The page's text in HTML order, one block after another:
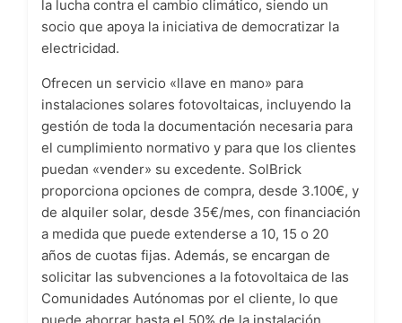
la lucha contra el cambio climático, siendo un
socio que apoya la iniciativa de democratizar la
electricidad.
Ofrecen un servicio «llave en mano» para
instalaciones solares fotovoltaicas, incluyendo la
gestión de toda la documentación necesaria para
el cumplimiento normativo y para que los clientes
puedan «vender» su excedente. SolBrick
proporciona opciones de compra, desde 3.100€, y
de alquiler solar, desde 35€/mes, con financiación
a medida que puede extenderse a 10, 15 o 20
años de cuotas fijas. Además, se encargan de
solicitar las subvenciones a la fotovoltaica de las
Comunidades Autónomas por el cliente, lo que
puede ahorrar hasta el 50% de la instalación.